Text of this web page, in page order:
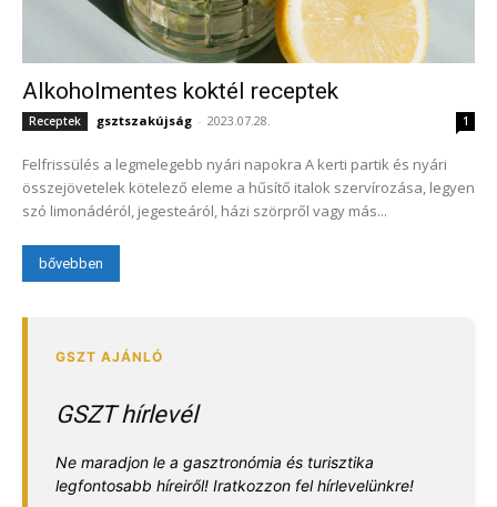
Alkoholmentes koktél receptek
Receptek gsztszakújság - 2023.07.28. 1
Felfrissülés a legmelegebb nyári napokra A kerti partik és nyári
összejövetelek kötelező eleme a hűsítő italok szervírozása, legyen
szó limonádéról, jegesteáról, házi szörpről vagy más...
bővebben
GSZT hírlevél
Ne maradjon le a gasztronómia és turisztika
legfontosabb híreiről! Iratkozzon fel hírlevelünkre!